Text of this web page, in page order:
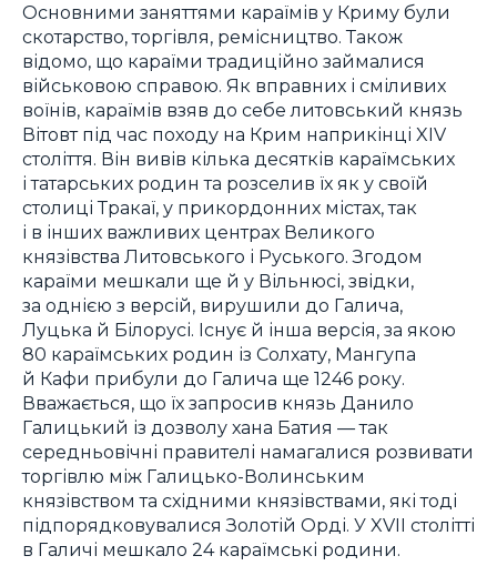
Основними заняттями караїмів у Криму були
скотарство, торгівля, ремісництво. Також
відомо, що караїми традиційно займалися
військовою справою. Як вправних і сміливих
воїнів, караїмів взяв до себе литовський князь
Вітовт під час походу на Крим наприкінці XIV
століття. Він вивів кілька десятків караїмських
і татарських родин та розселив їх як у своїй
столиці Тракаї, у прикордонних містах, так
і в інших важливих центрах Великого
князівства Литовського і Руського. Згодом
караїми мешкали ще й у Вільнюсі, звідки,
за однією з версій, вирушили до Галича,
Луцька й Білорусі. Існує й інша версія, за якою
80 караїмських родин із Солхату, Мангупа
й Кафи прибули до Галича ще 1246 року.
Вважається, що їх запросив князь Данило
Галицький із дозволу хана Батия — так
середньовічні правителі намагалися розвивати
торгівлю між Галицько-Волинським
князівством та східними князівствами, які тоді
підпорядковувалися Золотій Орді. У XVII столітті
в Галичі мешкало 24 караїмські родини.